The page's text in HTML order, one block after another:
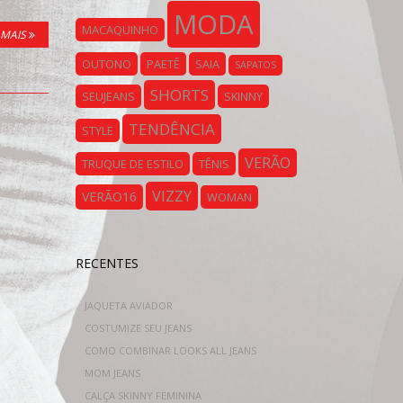
MACAQUINHO MODA
OUTONO PAETÊ SAIA SAPATOS
SEUJEANS SHORTS SKINNY
STYLE TENDÊNCIA
TRUQUE DE ESTILO TÊNIS VERÃO
VERÃO16 VIZZY WOMAN
RECENTES
JAQUETA AVIADOR
COSTUMIZE SEU JEANS
COMO COMBINAR LOOKS ALL JEANS
MOM JEANS
CALÇA SKINNY FEMININA